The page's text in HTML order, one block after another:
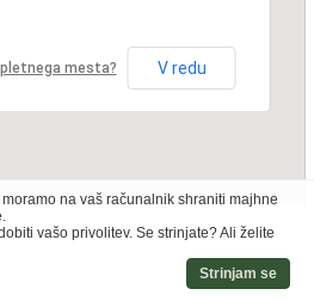
mesta? V redu
na vaš računalnik shraniti majhne
vašo privolitev. Se strinjate? Ali želite
Strinjam se